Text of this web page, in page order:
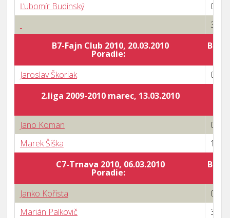
Ľubomír Budinský
0 : 3
3 : 0
B7-Fajn Club 2010, 20.03.2010
Poradie:
Jaroslav Škoriak
0 : 3
2.liga 2009-2010 marec, 13.03.2010
Jano Koman
0 : 3
Marek Šiška
1 : 3
C7-Trnava 2010, 06.03.2010
Poradie:
Janko Kořista
0 : 3
Marián Palkovič
3 : 1